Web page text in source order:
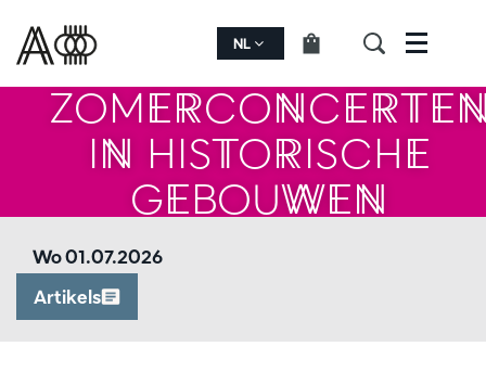
NL Menu
IN HISTORISCHE
GEBOUWEN
Artikels
Wo 01.07.2026